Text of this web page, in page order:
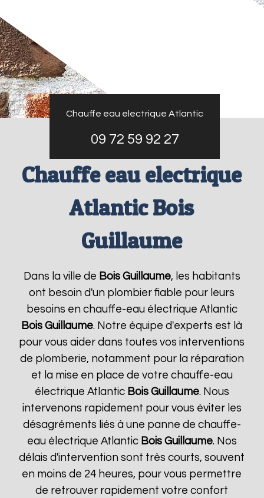
Chauffe eau electrique Atlantic
09 72 59 92 27
Chauffe eau electrique
Atlantic Bois
Guillaume
Dans la ville de Bois Guillaume, les habitants
ont besoin d'un plombier fiable pour leurs
besoins en chauffe-eau électrique Atlantic
Bois Guillaume. Notre équipe d'experts est là
pour vous aider dans toutes vos interventions
de plomberie, notamment pour la réparation
et la mise en place de votre chauffe-eau
électrique Atlantic Bois Guillaume. Nous
intervenons rapidement pour vous éviter les
désagréments liés à une panne de chauffe-
eau électrique Atlantic Bois Guillaume. Nos
délais d'intervention sont très courts, souvent
en moins de 24 heures, pour vous permettre
de retrouver rapidement votre confort